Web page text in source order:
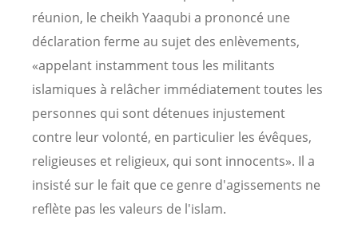
réunion, le cheikh Yaaqubi a prononcé une
déclaration ferme au sujet des enlèvements,
«appelant instamment tous les militants
islamiques à relâcher immédiatement toutes les
personnes qui sont détenues injustement
contre leur volonté, en particulier les évêques,
religieuses et religieux, qui sont innocents». Il a
insisté sur le fait que ce genre d'agissements ne
reflète pas les valeurs de l'islam.